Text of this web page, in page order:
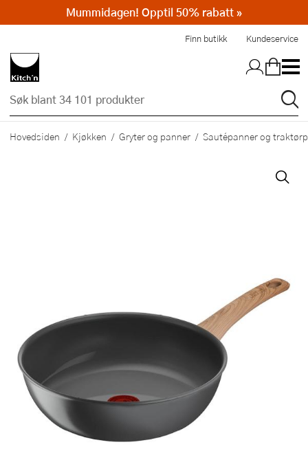
Finn butikk Kundeservice
Hovedsiden Kjøkken Gryter og panner Sautépanner og
Mummidagen! Opptil 50% rabatt »